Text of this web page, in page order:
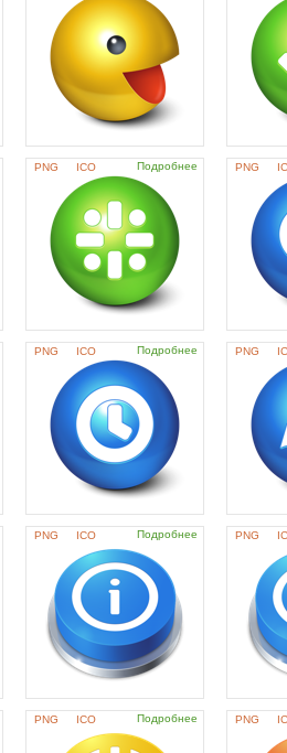
PNG ICO Подробнее PNG
PNG ICO Подробнее PNG
PNG ICO Подробнее PNG
PNG ICO Подробнее PNG